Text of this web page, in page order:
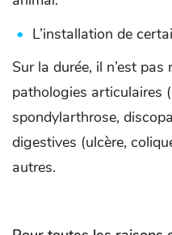
L’installation de
Sur la durée, il n’est pas
pathologies articulaires
spondylarthrose,
digestives (ulcère,
autres.